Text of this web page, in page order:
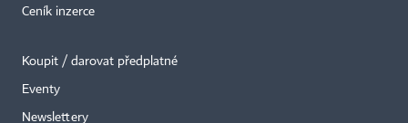
Ceník inzerce
Koupit / darovat předplatné
Eventy
Newslettery